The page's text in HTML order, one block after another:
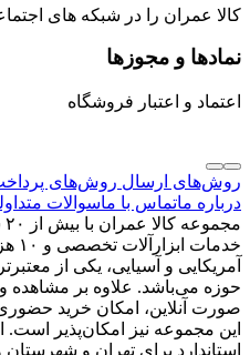
کالا عمران را در شبکه های
نمادها و مجوزها
اعتماد و اعتبار فروشگاه
روش‌های ارسال روش‌های
درباره ماتماس با ماسوالات متداول
آمریکایی و آسیایی، یکی از
حوزه می‌باشد. علاوه بر
صورت آنلاین، امکان خرید
این مجموعه نیز امکان‌پذیر است.
استاندارد برای تهران و